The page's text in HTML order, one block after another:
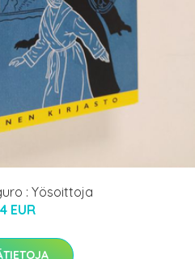
: Yösoittoja
EUR